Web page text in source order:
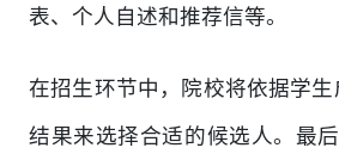
表、个人自述和推荐信等。
在招生环节中，院校将依据学
结果来选择合适的候选人。最